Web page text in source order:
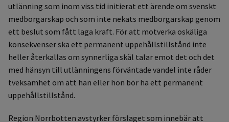
utlänning som inom viss tid initierat ett ärende om svenskt
medborgarskap och som inte nekats medborgarskap genom
ett beslut som fått laga kraft. För att motverka oskäliga
konsekvenser ska ett permanent uppehållstillstånd inte
heller återkallas om synnerliga skäl talar emot det och det
med hänsyn till utlänningens förväntade vandel inte råder
tveksamhet om att han eller hon bör ha ett permanent
uppehållstillstånd.
Region Norrbotten avstyrker förslaget som innebär att